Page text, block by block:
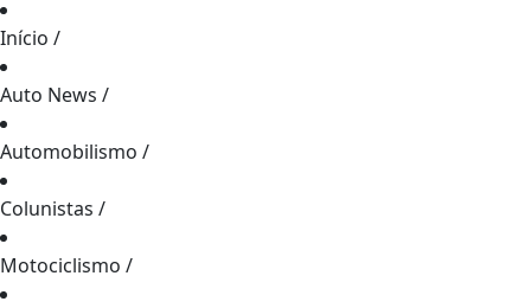
Início /
Auto News /
Automobilismo /
Colunistas /
Motociclismo /